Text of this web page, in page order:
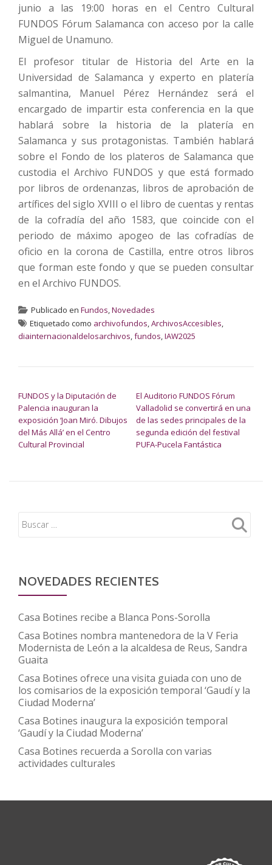
junio a las 19:00 horas en el Centro Cultural
FUNDOS Fórum Salamanca con acceso por la calle
Miguel de Unamuno.
El profesor titular de Historia del Arte en la
Universidad de Salamanca y experto en platería
salmantina, Manuel Pérez Hernández será el
encargado de impartir esta conferencia en la que
hablará sobre la historia de la platería en
Salamanca y sus protagonistas. También hablará
sobre el Fondo de los plateros de Salamanca que
custodia el Archivo FUNDOS y que está formado
por libros de ordenanzas, libros de aprobación de
artífices del siglo XVIII o el libro de cuentas y rentas
de la cofradía del año 1583, que coincide con el
periodo de máximo apogeo de las cofradías de
oficio en la corona de Castilla, entre otros libros
que forman este fondo y que se pueden consultar
en el Archivo FUNDOS.
Publicado en Fundos,Novedades
Etiquetado como archivofundos,ArchivosAccesibles,
diainternacionaldelosarchivos,fundos,IAW2025
FUNDOS y la Diputación de
Palencia inauguran la
exposición ‘Joan Miró. Dibujos
del Más Allá’ en el Centro
Cultural Provincial
El Auditorio FUNDOS Fórum
Valladolid se convertirá en una
de las sedes principales de la
segunda edición del festival
PUFA-Pucela Fantástica
NOVEDADES RECIENTES
Casa Botines recibe a Blanca Pons-Sorolla
Casa Botines nombra mantenedora de la V Feria
Modernista de León a la alcaldesa de Reus, Sandra
Guaita
Casa Botines ofrece una visita guiada con uno de
los comisarios de la exposición temporal ‘Gaudí y la
Ciudad Moderna’
Casa Botines inaugura la exposición temporal
‘Gaudí y la Ciudad Moderna’
Casa Botines recuerda a Sorolla con varias
actividades culturales